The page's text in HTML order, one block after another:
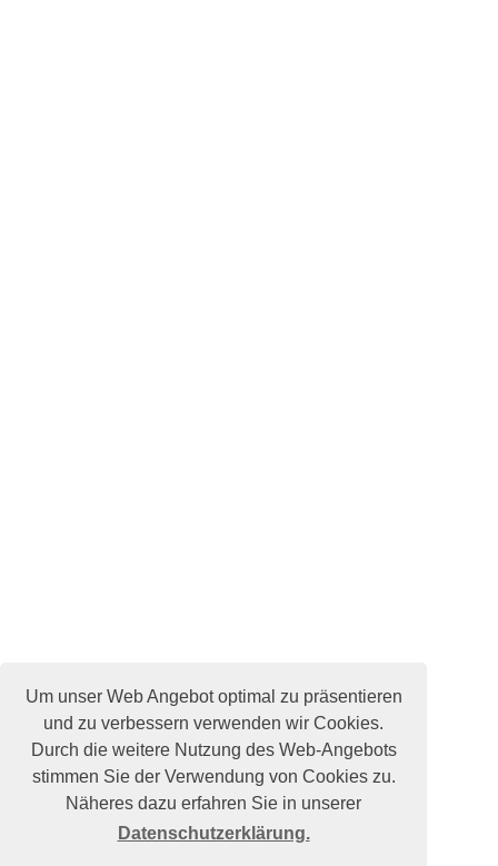
Um unser Web Angebot optimal zu präsentieren
und zu verbessern verwenden wir Cookies.
Durch die weitere Nutzung des Web-Angebots
stimmen Sie der Verwendung von Cookies zu.
Näheres dazu erfahren Sie in unserer
Datenschutzerklärung.